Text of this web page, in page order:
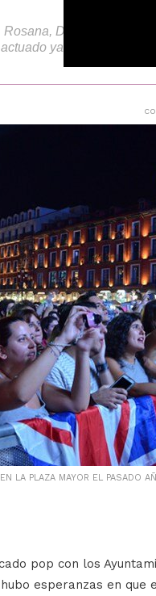
David Otero, el
ya durante este
LA PLAZA MAYOR EL PASADO
pop con los
esperanzas en que